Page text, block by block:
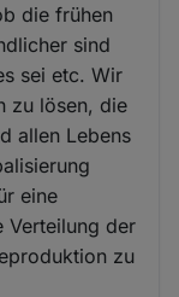
die frühen
sind
sei etc. Wir
zu lösen, die
allen Lebens
eine
Verteilung der
zu